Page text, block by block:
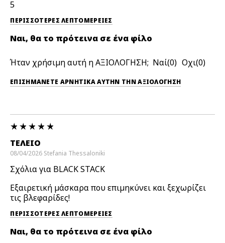
5
ΠΕΡΙΣΣΌΤΕΡΕΣ ΛΕΠΤΟΜΈΡΕΙΕΣ
Ναι, θα το πρότεινα σε ένα φίλο
Ήταν χρήσιμη αυτή η ΑΞΙΟΛΟΓΗΣΗ; 0 0
ΕΠΙΣΗΜΆΝΕΤΕ ΑΡΝΗΤΙΚΆ ΑΥΤΉΝ ΤΗΝ ΑΞΙΟΛΟΓΗΣΗ
ΤΕΛΕΙΟ
08/04/2026 Stefania Thessaloniki
Σχόλια για BLACK STACK
Εξαιρετική μάσκαρα που επιμηκύνει και ξεχωρίζει
τις βλεφαρίδες!
ΠΕΡΙΣΣΌΤΕΡΕΣ ΛΕΠΤΟΜΈΡΕΙΕΣ
Ναι, θα το πρότεινα σε ένα φίλο